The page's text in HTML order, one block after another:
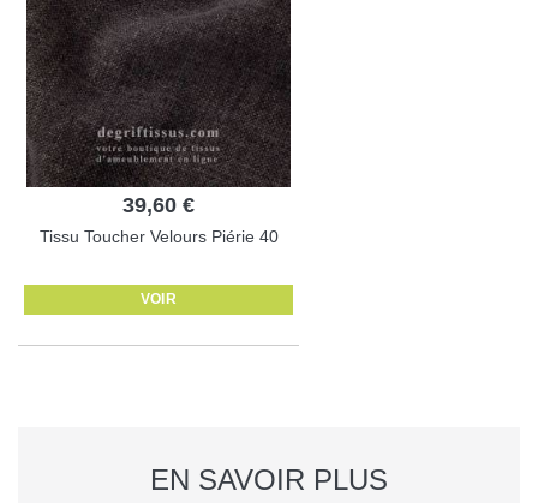
39,60 €
Tissu Toucher Velours Piérie 40
VOIR
EN SAVOIR PLUS